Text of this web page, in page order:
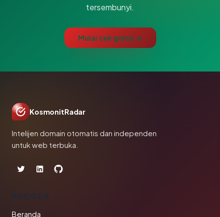
tersembunyi.
Mulai cek gratis →
KosmonitRadar
Intelijen domain otomatis dan independen
untuk web terbuka.
PRODUK
Beranda